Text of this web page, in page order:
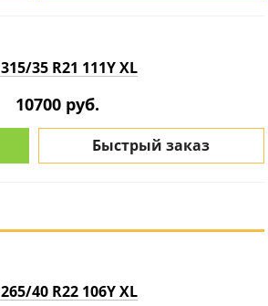
315/35 R21 111Y XL
10700 руб.
Быстрый заказ
265/40 R22 106Y XL